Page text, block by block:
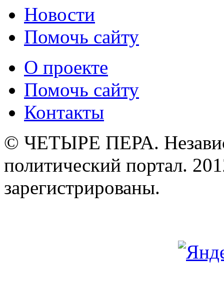
Новости
Помочь сайту
О проекте
Помочь сайту
Контакты
© ЧЕТЫРЕ ПЕРА.
политический портал.
зарегистрированы.